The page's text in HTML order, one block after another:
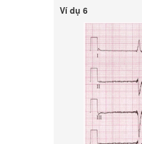
Ví dụ 6